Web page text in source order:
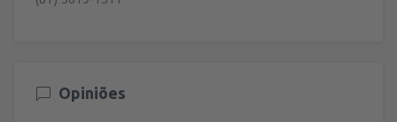
Opiniões